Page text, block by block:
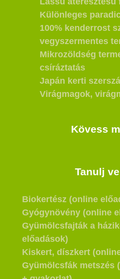
Különleges
100% kenderrost
vegyszermentes
Mikrozöldség
csíráztatás
Japán kerti
Virágmagok,
Kövess
Tanulj
Biokertész (online
Gyógynövény (online
Gyümölcsfajták a
előadások)
Kiskert, díszkert
Gyümölcsfák metszés